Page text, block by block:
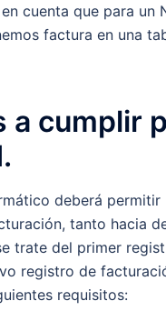
cuenta que para un
factura en una
a cumplir
deberá
tanto hacia
trate del primer
registro de
requisitos: